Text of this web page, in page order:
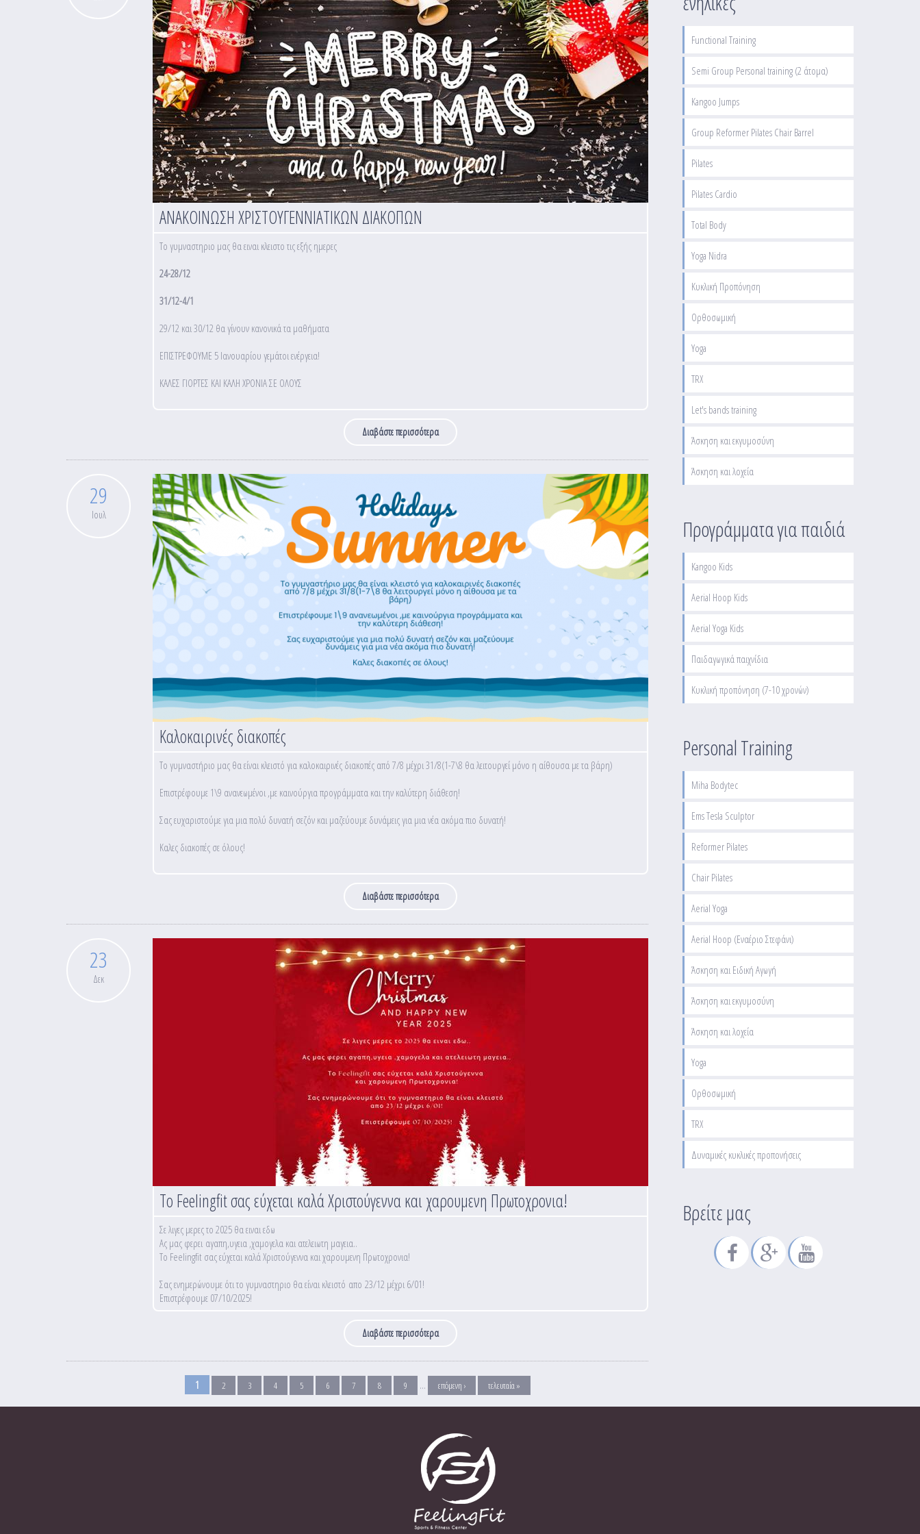
ΑΝΑΚΟΙΝΩΣΗ ΧΡΙΣΤΟΥΓΕΝΝΙΑΤΙΚΩΝ ΔΙΑΚΟΠΩΝ
Το γυμναστηριο μας θα ειναι κλειστο τις εξής ημερες
24-28/12
31/12-4/1
29/12 και 30/12 θα γίνουν κανονικά τα μαθήματα
ΕΠΙΣΤΡΕΦΟΥΜΕ 5 Ιανουαρίου γεμάτοι ενέργεια!
ΚΑΛΕΣ ΓΙΟΡΤΕΣ ΚΑΙ ΚΑΛΗ ΧΡΟΝΙΑ ΣΕ ΟΛΟΥΣ
Διαβάστε περισσότεραγια ΑΝΑΚΟΙΝΩΣΗ ΧΡΙΣΤΟΥΓΕΝΝΙΑΤΙΚΩΝ ΔΙΑΚΟΠΩΝ
29
Ιουλ
Καλοκαιρινές διακοπές
Το γυμναστήριο μας θα είναι κλειστό για καλοκαιρινές διακοπές από 7/8 μέχρι 31/8(1-7\8 θα λειτουργεί μόνο η αίθουσα με τα βάρη)
Επιστρέφουμε 1\9 ανανεωμένοι ,με καινούργια προγράμματα και την καλύτερη διάθεση!
Σας ευχαριστούμε για μια πολύ δυνατή σεζόν και μαζεύουμε δυνάμεις για μια νέα ακόμα πιο δυνατή!
Καλες διακοπές σε όλους!
Διαβάστε περισσότεραγια Καλοκαιρινές διακοπές
23
Δεκ
Το Feelingfit σας εύχεται καλά Χριστούγεννα και χαρουμενη Πρωτοχρονια!
Σε λιγες μερες το 2025 θα ειναι εδω
Ας μας φερει αγαπη,υγεια ,χαμογελα και ατελειωτη μαγεια..
Το Feelingfit σας εύχεται καλά Χριστούγεννα και χαρουμενη Πρωτοχρονια!
Σας ενημερώνουμε ότι το γυμναστηριο θα είναι κλειστό απο 23/12 μέχρι 6/01!
Επιστρέφουμε 07/10/2025!
Διαβάστε περισσότεραγια Το Feelingfit σας εύχεται καλά Χριστούγεννα και χαρουμενη Πρωτοχρονια!
1 2 3 4 5 6 7 8 9 … επόμενη › τελευταία »
Functional Training
Semi Group Personal training (2 άτομα)
Kangoo Jumps
Group Reformer Pilates Chair Barrel
Pilates
Pilates Cardio
Total Body
Yoga Nidra
Κυκλική Προπόνηση
Ορθοσωμική
Yoga
TRX
Let's bands training
Άσκηση και εκγυμοσύνη
Άσκηση και λοχεία
Προγράμματα για παιδιά
Kangoo Kids
Aerial Hoop Kids
Aerial Yoga Kids
Παιδαγωγικά παιχνίδια
Κυκλική προπόνηση (7-10 χρονών)
Personal Training
Miha Bodytec
Ems Tesla Sculptor
Reformer Pilates
Chair Pilates
Aerial Yoga
Aerial Hoop (Εναέριο Στεφάνι)
Άσκηση και Ειδική Αγωγή
Άσκηση και εκγυμοσύνη
Άσκηση και λοχεία
Yoga
Ορθοσωμική
TRX
Δυναμικές κυκλικές προπονήσεις
Βρείτε μας